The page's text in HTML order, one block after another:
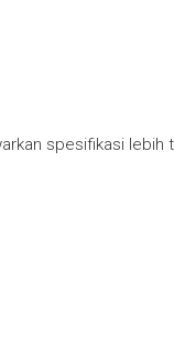
spesifikasi